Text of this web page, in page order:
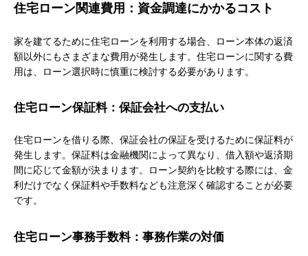
住宅ローン関連費用：資金調達にかかるコスト
家を建てるために住宅ローンを利用する場合、ローン本体の返済
額以外にもさまざまな費用が発生します。住宅ローンに関する費
用は、ローン選択時に慎重に検討する必要があります。
住宅ローン保証料：保証会社への支払い
住宅ローンを借りる際、保証会社の保証を受けるために保証料が
発生します。保証料は金融機関によって異なり、借入額や返済期
間に応じて金額が決まります。ローン契約を比較する際には、金
利だけでなく保証料や手数料なども注意深く確認することが必要
です。
住宅ローン事務手数料：事務作業の対価